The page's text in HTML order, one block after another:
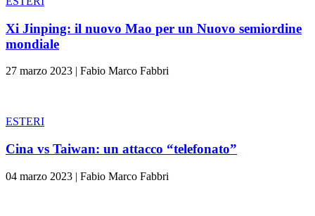
Xi Jinping: il nuovo Mao per un Nuovo semiordine
mondiale
27 marzo 2023 | Fabio Marco Fabbri
ESTERI
Cina vs Taiwan: un attacco “telefonato”
04 marzo 2023 | Fabio Marco Fabbri